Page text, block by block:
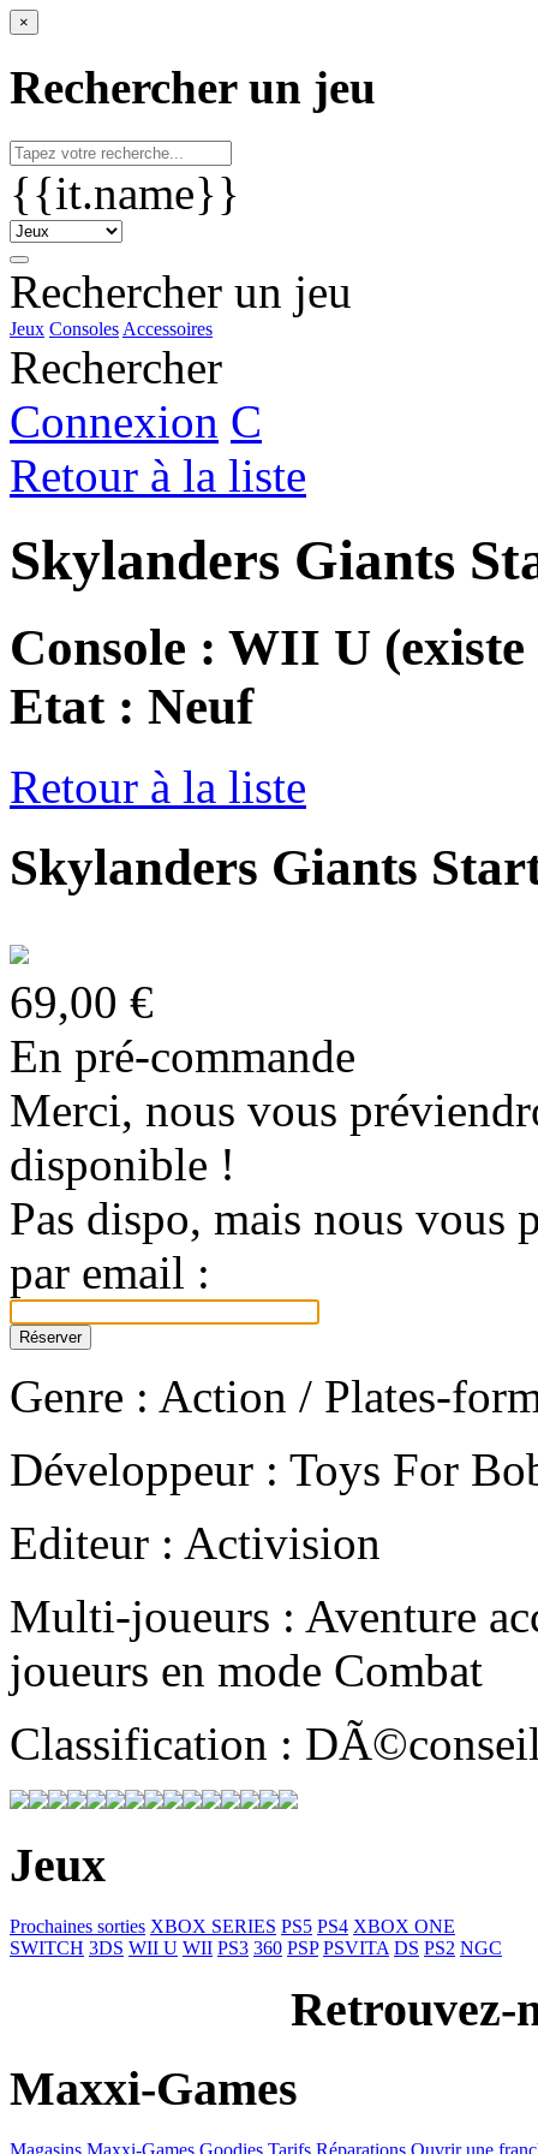
×
Rechercher un jeu
{{it.name}}
Rechercher un jeu
Jeux Consoles Accessoires
Rechercher
Connexion C
Retour à la liste
Skylanders Giants
Console : WII U
Etat : Neuf
Retour à la liste
Skylanders Giants
69,00 €
En pré-commande
Merci, nous vous
disponible !
Pas dispo, mais nous vous
par email :
Genre : Action / Plates-
Développeur : Toys For
Editeur : Activision
Multi-joueurs : Aventure
joueurs en mode Combat
Classification :
Jeux
Prochaines sorties XBOX SERIES PS5 PS4 XBOX ONE
SWITCH 3DS WII U WII PS3 360 PSP PSVITA DS PS2 NGC
Retrouvez-
Maxxi-Games
Magasins Maxxi-Games Goodies Tarifs Réparations Ouvrir une